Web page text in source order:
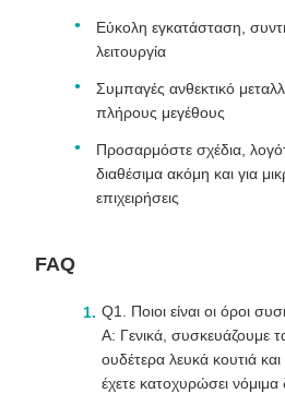
Εύκολη εγκατάσταση,
λειτουργία
Συμπαγές ανθεκτικό
πλήρους μεγέθους
Προσαρμόστε σχέδια,
διαθέσιμα ακόμη και για
επιχειρήσεις
FAQ
Q1. Ποιοι είναι οι όροι
Α: Γενικά, συσκευάζουμε
ουδέτερα λευκά κουτιά
έχετε κατοχυρώσει νόμιμα